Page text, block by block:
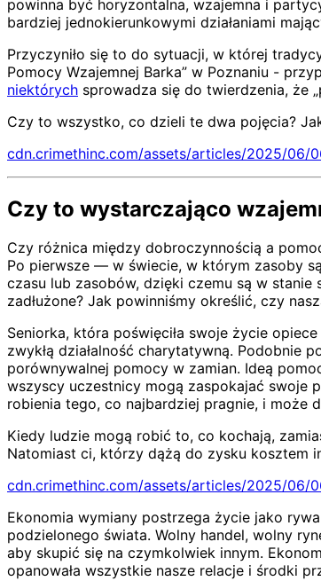
powinna być horyzontalna, wzajemna i
bardziej jednokierunkowymi działaniami
Przyczyniło się to do sytuacji, w której
Pomocy Wzajemnej Barka” w Poznaniu -
niektórych sprowadza się do twierdzenia, że
Czy to wszystko, co dzieli te dwa pojęcia?
cdn.crimethinc.com/assets/articles/2025/06/
Czy to wystarczająco
Czy różnica między dobroczynnością a
Po pierwsze — w świecie, w którym zasoby
czasu lub zasobów, dzięki czemu są w
zadłużone? Jak powinniśmy określić, czy
Seniorka, która poświęciła swoje życie
zwykłą działalność charytatywną. Podobnie
porównywalnej pomocy w zamian. Ideą
wszyscy uczestnicy mogą zaspokajać swoje
robienia tego, co najbardziej pragnie, i może
Kiedy ludzie mogą robić to, co kochają,
Natomiast ci, którzy dążą do zysku kosztem
cdn.crimethinc.com/assets/articles/2025/06/
Ekonomia wymiany postrzega życie jako
podzielonego świata. Wolny handel, wolny
aby skupić się na czymkolwiek innym.
opanowała wszystkie nasze relacje i środki